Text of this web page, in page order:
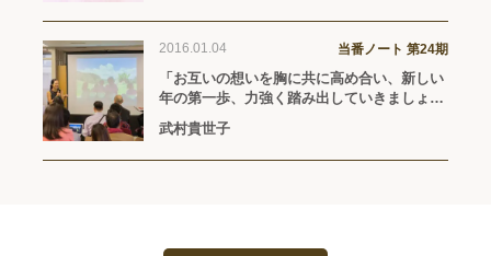
2016.01.04 当番ノート 第24期
「お互いの想いを胸に共に高め合い、新しい
年の第一歩、力強く踏み出していきましょ
う！」【MIYAVI「THE OTHERS」（2015年
4月15日リリース）】
武村貴世子